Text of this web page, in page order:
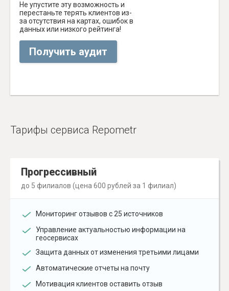
Не упустите эту возможность и
перестаньте терять клиентов из-
за отсутствия на картах, ошибок в
данных или низкого рейтинга!
Получить аудит
Тарифы сервиса Repometr
Прогрессивный
до 5 филиалов (цена 600 рублей за 1 филиал)
Мониторинг отзывов с 25 источников
Управление актуальностью информации на
геосервисах
Защита данных от изменения третьими лицами
Автоматические отчеты на почту
Мотивация клиентов оставить отзыв